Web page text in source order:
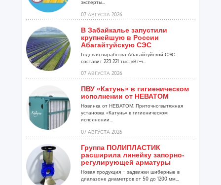
эксперты...
07 АВГУСТА 2026
В Забайкалье запустили
крупнейшую в России
Абагайтуйскую СЭС
Годовая выработка Абагайтуйской СЭС
составит 223 221 тыс. кВт-ч...
07 АВГУСТА 2026
ПВУ «Катунь» в гигиеническом
исполнении от НЕВАТОМ
Новинка от НЕВАТОМ: Приточно-вытяжная
установка «Катунь» в гигиеническом
исполнении...
07 АВГУСТА 2026
Группа ПОЛИПЛАСТИК
расширила линейку запорно-
регулирующей арматуры
Новая продукция – задвижки шиберные в
диапазоне диаметров от 50 до 1200 мм...